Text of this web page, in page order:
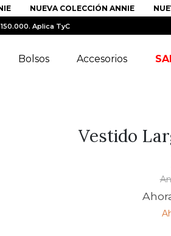
NUEVA COLECCIÓN ANNIE
150.000. Aplica TyC
Bolsos Accesorios
Vestido